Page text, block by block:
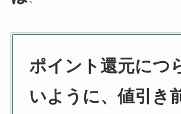
ポイント還元につ
いように、値引き